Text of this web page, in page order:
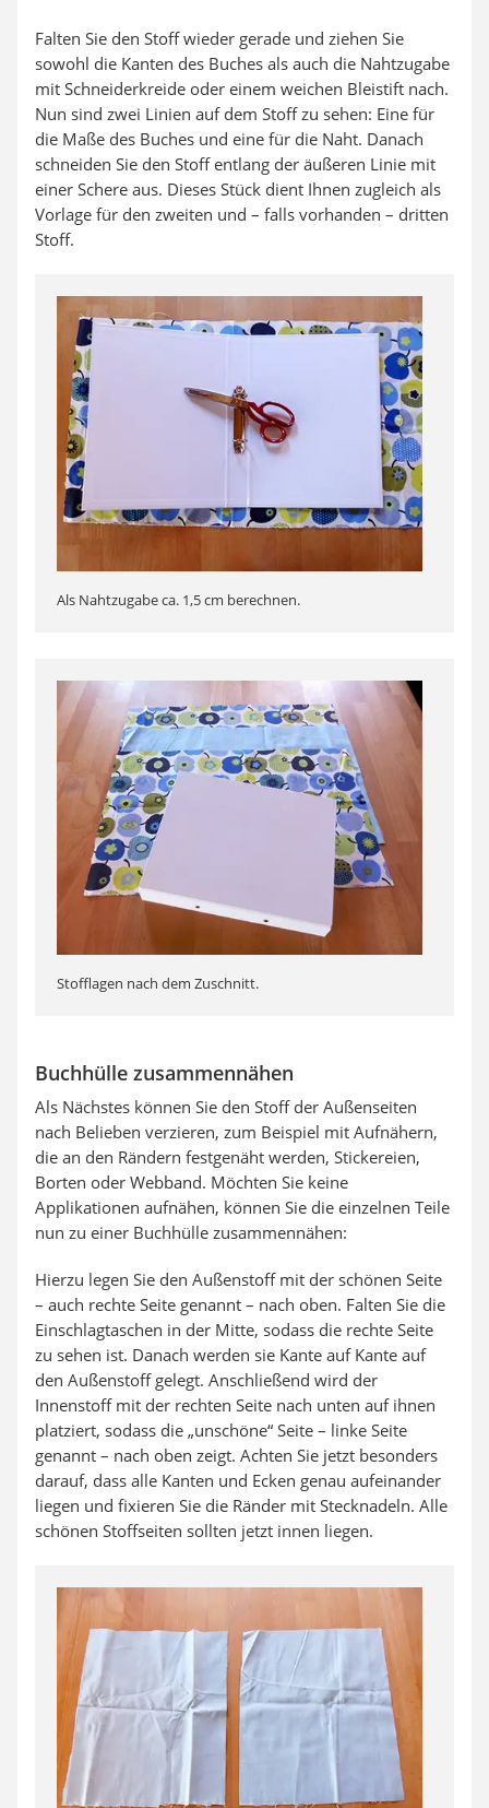
Falten Sie den Stoff wieder gerade und ziehen Sie
sowohl die Kanten des Buches als auch die Nahtzugabe
mit Schneiderkreide oder einem weichen Bleistift nach.
Nun sind zwei Linien auf dem Stoff zu sehen: Eine für
die Maße des Buches und eine für die Naht. Danach
schneiden Sie den Stoff entlang der äußeren Linie mit
einer Schere aus. Dieses Stück dient Ihnen zugleich als
Vorlage für den zweiten und – falls vorhanden – dritten
Stoff.
Als Nahtzugabe ca. 1,5 cm berechnen.
Stofflagen nach dem Zuschnitt.
Buchhülle zusammennähen
Als Nächstes können Sie den Stoff der Außenseiten
nach Belieben verzieren, zum Beispiel mit Aufnähern,
die an den Rändern festgenäht werden, Stickereien,
Borten oder Webband. Möchten Sie keine
Applikationen aufnähen, können Sie die einzelnen Teile
nun zu einer Buchhülle zusammennähen:
Hierzu legen Sie den Außenstoff mit der schönen Seite
– auch rechte Seite genannt – nach oben. Falten Sie die
Einschlagtaschen in der Mitte, sodass die rechte Seite
zu sehen ist. Danach werden sie Kante auf Kante auf
den Außenstoff gelegt. Anschließend wird der
Innenstoff mit der rechten Seite nach unten auf ihnen
platziert, sodass die „unschöne“ Seite – linke Seite
genannt – nach oben zeigt. Achten Sie jetzt besonders
darauf, dass alle Kanten und Ecken genau aufeinander
liegen und fixieren Sie die Ränder mit Stecknadeln. Alle
schönen Stoffseiten sollten jetzt innen liegen.